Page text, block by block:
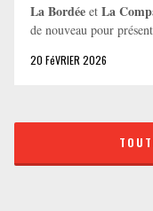
La Bordée et La
de nouveau pour
20 FéVRIER 2026